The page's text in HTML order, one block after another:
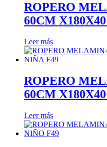
ROPERO
60CM
Leer más
ROPERO
60CM
Leer más